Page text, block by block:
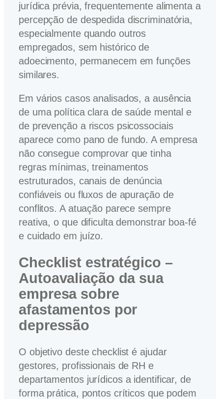
jurídica prévia, frequentemente alimenta a
percepção de despedida discriminatória,
especialmente quando outros
empregados, sem histórico de
adoecimento, permanecem em funções
similares.
Em vários casos analisados, a ausência
de uma política clara de saúde mental e
de prevenção a riscos psicossociais
aparece como pano de fundo. A empresa
não consegue comprovar que tinha
regras mínimas, treinamentos
estruturados, canais de denúncia
confiáveis ou fluxos de apuração de
conflitos. A atuação parece sempre
reativa, o que dificulta demonstrar boa-fé
e cuidado em juízo.
Checklist estratégico –
Autoavaliação da sua
empresa sobre
afastamentos por
depressão
O objetivo deste checklist é ajudar
gestores, profissionais de RH e
departamentos jurídicos a identificar, de
forma prática, pontos críticos que podem